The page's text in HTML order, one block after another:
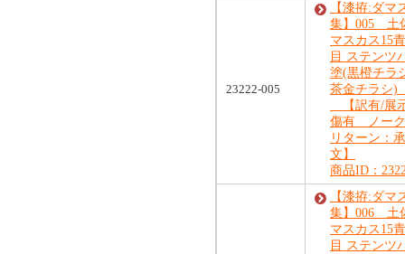
23222-005
【漆拵:ダマ
集】005 土
マスカス15
目 ステン
塗(黒橙チ
茶金チラシ
【訳有/展
傷有 ノーク
リターン：
文】
商品ID：
【漆拵:ダマ
集】006 土
マスカス15
目 ステン